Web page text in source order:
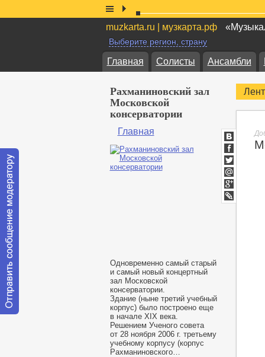
muzkarta.ru | музкарта.рф
Выберите регион, страну
Главная Солисты Ансамбли
Рахманиновский зал
Московской
консерватории
Главная
Одновременно самый старый
и самый новый концертный
зал Московской
консерватории.
Здание (ныне третий учебный
корпус) было построено еще
в начале XIX века.
Решением Ученого совета
от 28 ноября 2006 г. третьему
учебному корпусу (корпус
Рахманиновского…
Facebook
Twitter
Мой
Мир
Google+
lj